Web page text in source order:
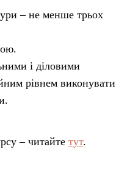
– не менше трьох
і діловими
рівнем виконувати
– читайте тут.